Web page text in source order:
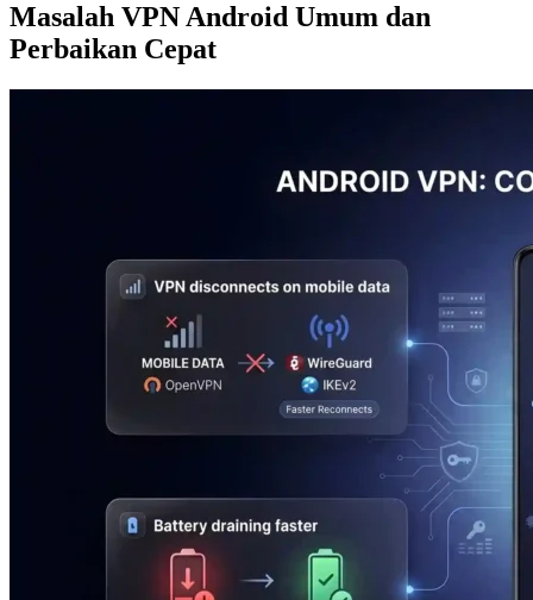
Masalah VPN Android Umum dan
Perbaikan Cepat